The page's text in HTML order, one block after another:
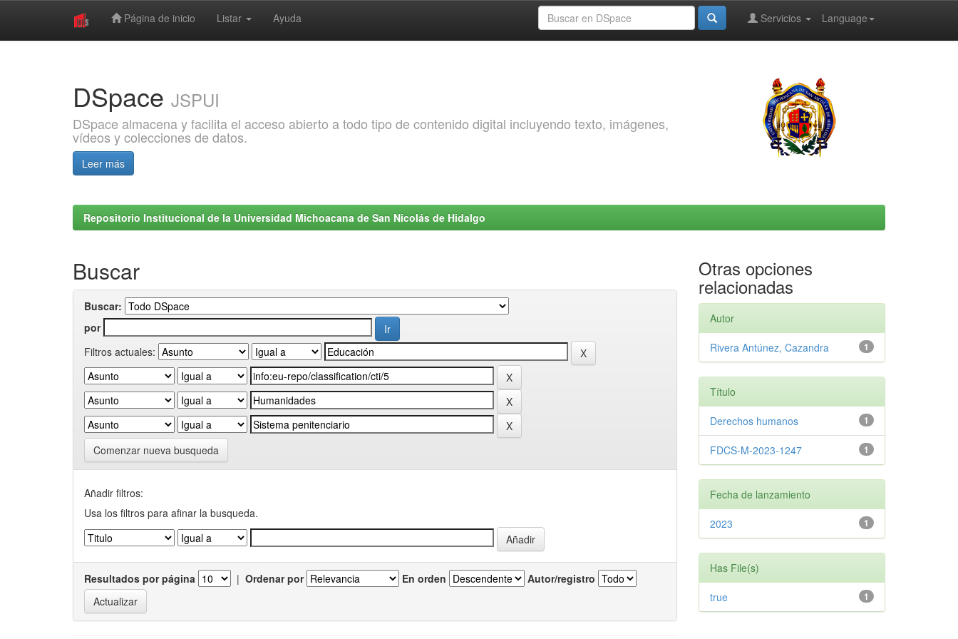
Página de inicio Listar Ayuda Language
Servicios
DSpace JSPUI
DSpace almacena y facilita el acceso abierto a todo tipo de contenido digital incluyendo texto, imágenes,
vídeos y colecciones de datos.
Leer más
Repositorio Institucional de la Universidad Michoacana de San Nicolás de Hidalgo
Buscar
Buscar:
por
Filtros actuales:
Comenzar nueva busqueda
Añadir filtros:
Usa los filtros para afinar la busqueda.
Resultados por página | Ordenar por En orden Autor/registro
Otras opciones
relacionadas
Autor
1
Rivera Antúnez, Cazandra
Título
1
Derechos humanos
1
FDCS-M-2023-1247
Fecha de lanzamiento
1
2023
Has File(s)
1
true